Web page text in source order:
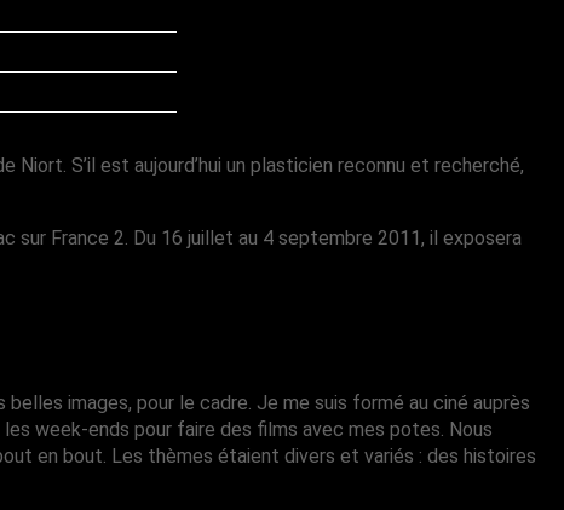
S’il est aujourd’hui un plasticien reconnu et recherché,
sur France 2. Du 16 juillet au 4 septembre 2011, il exposera
images, pour le cadre. Je me suis formé au ciné auprès
week-ends pour faire des films avec mes potes. Nous
en bout. Les thèmes étaient divers et variés : des histoires